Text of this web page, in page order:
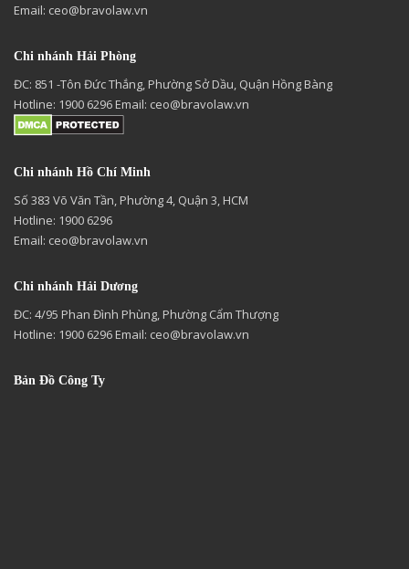
Email: ceo@bravolaw.vn
Chi nhánh Hải Phòng
ĐC: 851 -Tôn Đức Thắng, Phường Sở Dầu, Quận Hồng Bàng
Hotline: 1900 6296 Email: ceo@bravolaw.vn
Chi nhánh Hồ Chí Minh
Số 383 Võ Văn Tần, Phường 4, Quận 3, HCM
Hotline: 1900 6296
Email: ceo@bravolaw.vn
Chi nhánh Hải Dương
ĐC: 4/95 Phan Đình Phùng, Phường Cẩm Thượng
Hotline: 1900 6296 Email: ceo@bravolaw.vn
Bản Đồ Công Ty